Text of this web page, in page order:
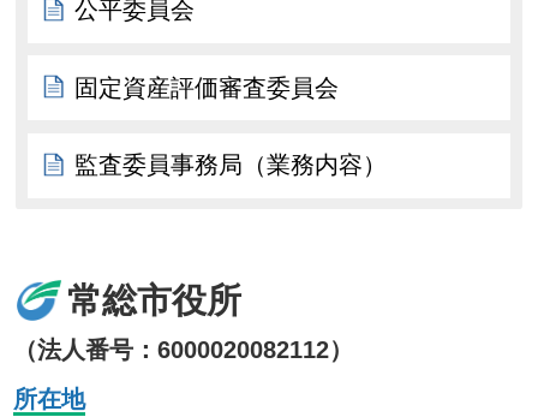
公平委員会
固定資産評価審査委員会
監査委員事務局（業務内容）
常総市役所
（法人番号：6000020082112）
所在地